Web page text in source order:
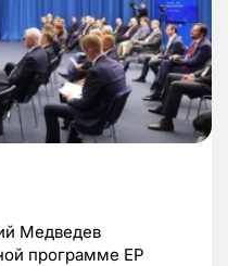
Медведев
программе ЕР